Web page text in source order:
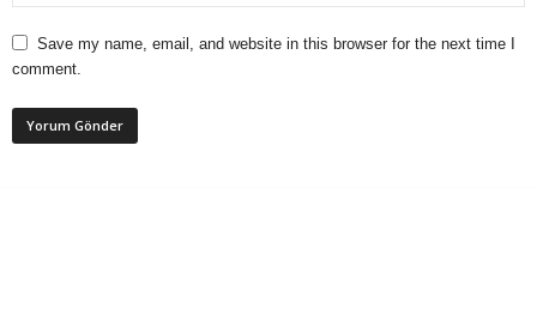
Save my name, email, and website in this browser for the next time I
comment.